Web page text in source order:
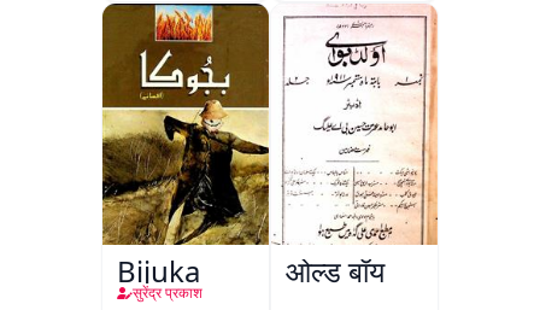
Bijuka
सुरेंद्र प्रकाश
ओल्ड बॉय